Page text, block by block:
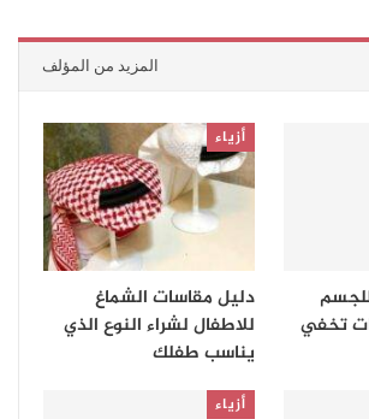
المزيد من المؤلف
تخفي
أزياء
دليل مقاسات الشماغ
للاطفال لشراء النوع الذي
يناسب طفلك
أزياء